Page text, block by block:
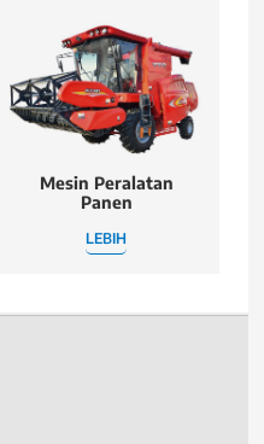
Mesin Peralatan
Panen
LEBIH